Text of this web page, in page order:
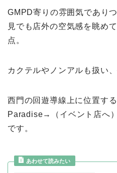
GMPD寄りの雰囲気であり
見でも店外の空気感を眺め
点。
カクテルやノンアルも扱い
西門の回遊導線上に位置す
Paradise→（イベント店へ
です。